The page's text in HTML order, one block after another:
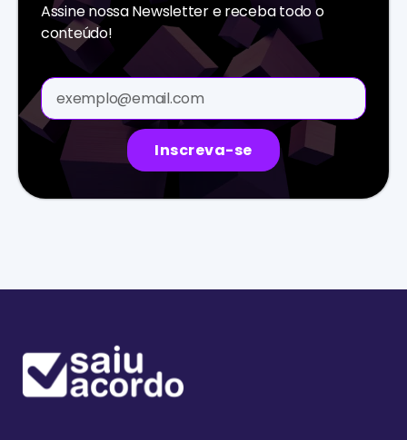
Assine nossa Newsletter e receba todo o
conteúdo!
Inscreva-se